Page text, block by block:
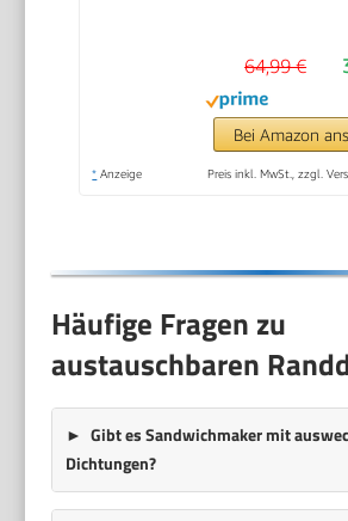
Creations
& extra tiefe
64,99 €
Bei Amazon
* Anzeige Preis inkl. MwSt., zzgl.
Häufige Fragen zu
austauschbaren
Gibt es Sandwichmaker mit
Dichtungen?